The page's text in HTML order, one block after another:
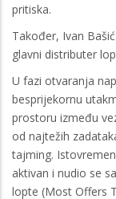
pritiska.
Također, Ivan
glavni distributer
U fazi otvaranja
besprijekornu
prostoru između
od najtežih
tajming.
aktivan i nudio se
lopte (Most Offers